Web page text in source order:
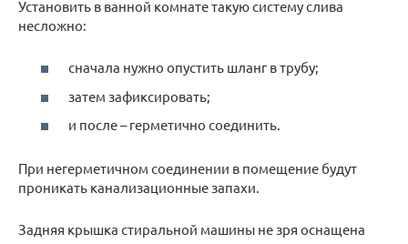
Установить в ванной комнате такую систему слива
несложно:
сначала нужно опустить шланг в трубу;
затем зафиксировать;
и после – герметично соединить.
При негерметичном соединении в помещение будут
проникать канализационные запахи.
Задняя крышка стиральной машины не зря оснащена